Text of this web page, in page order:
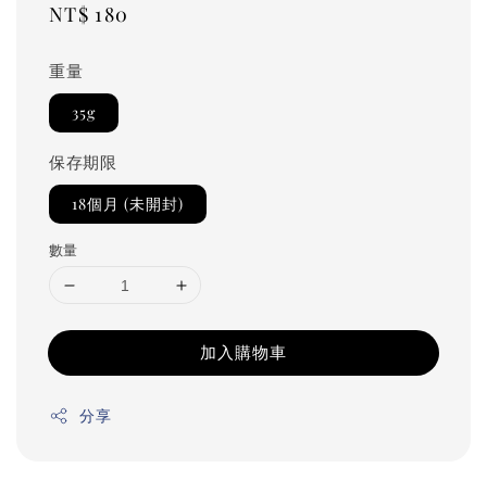
Regular
NT$ 180
重量
35g
保存期限
18個月 (未開封)
數量
加入購物車
分享